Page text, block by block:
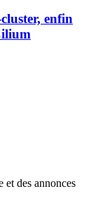
enfin
des annonces